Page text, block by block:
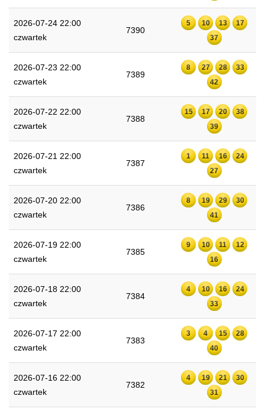
2026-07-24 22:00
czwartek
7390
5 10 13
17
37
2026-07-23 22:00
czwartek
7389
8 27 28
33
42
2026-07-22 22:00
czwartek
7388
15 17 20
38
39
2026-07-21 22:00
czwartek
7387
1 11 16
24
27
2026-07-20 22:00
czwartek
7386
8 19 29
30
41
2026-07-19 22:00
czwartek
7385
9 10 11
12
16
2026-07-18 22:00
czwartek
7384
4 10 16
24
33
2026-07-17 22:00
czwartek
7383
3 4 15
28
40
2026-07-16 22:00
czwartek
7382
4 19 21
30
31